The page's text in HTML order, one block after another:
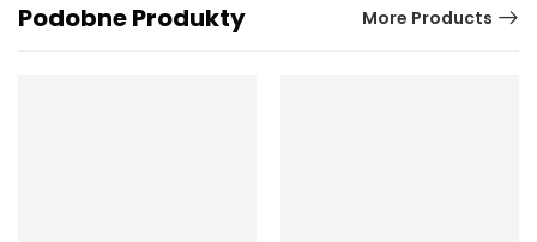
Podobne Produkty More Products